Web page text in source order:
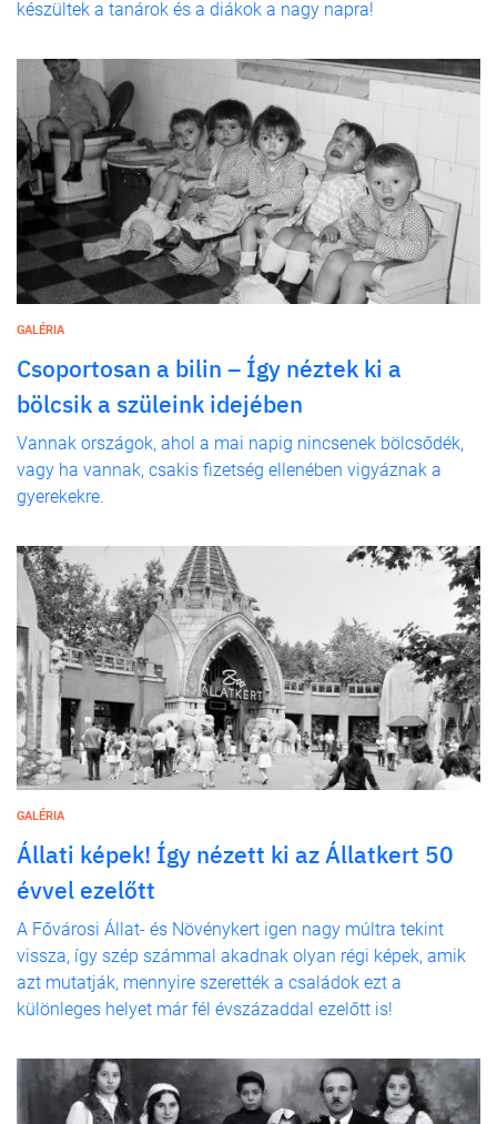
készültek a tanárok és a diákok a nagy napra!
GALÉRIA
Csoportosan a bilin – Így néztek ki a
bölcsik a szüleink idejében
Vannak országok, ahol a mai napig nincsenek bölcsődék,
vagy ha vannak, csakis fizetség ellenében vigyáznak a
gyerekekre.
GALÉRIA
Állati képek! Így nézett ki az Állatkert 50
évvel ezelőtt
A Fővárosi Állat- és Növénykert igen nagy múltra tekint
vissza, így szép számmal akadnak olyan régi képek, amik
azt mutatják, mennyire szerették a családok ezt a
különleges helyet már fél évszázaddal ezelőtt is!